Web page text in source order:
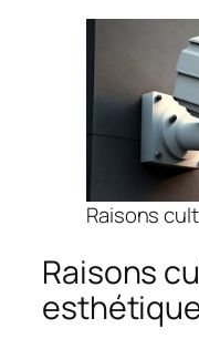
Raisons
Raisons